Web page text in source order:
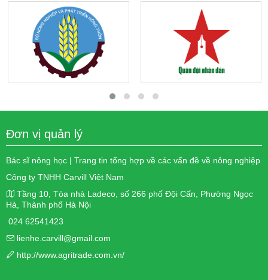
Đơn vị quản lý
Bác sĩ nông học | Trang tin tổng hợp về các vấn đề về nông nghiệp
Công ty TNHH Carvill Việt Nam
Tầng 10, Tòa nhà Ladeco, số 266 phố Đội Cấn, Phường Ngọc
Hà, Thành phố Hà Nội
024 62541423
lienhe.carvill@gmail.com
http://www.agritrade.com.vn/